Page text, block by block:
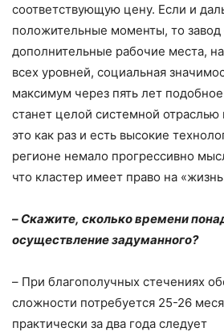
соответствующую цену. Если и
положительные моменты, то завод
дополнительные рабочие места,
всех уровней, социальная
максимум через пять лет
станет целой системной отраслью
это как раз и есть высокие
регионе немало прогрессивно
что кластер имеет право на
– Скажите, сколько времени
осуществление задуманного?
– При благополучных стечениях
сложности потребуется 25-26
практически за два года следует